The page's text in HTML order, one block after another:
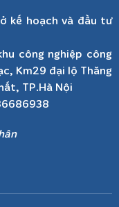
kế hoạch và đầu tư
công nghiệp công
Km29 đại lộ Thăng
TP.Hà Nội